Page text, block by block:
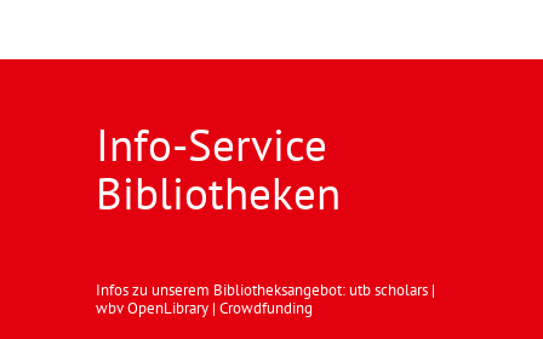
Info-Service
Bibliotheken
Infos zu unserem Bibliotheksangebot: utb scholars |
wbv OpenLibrary | Crowdfunding